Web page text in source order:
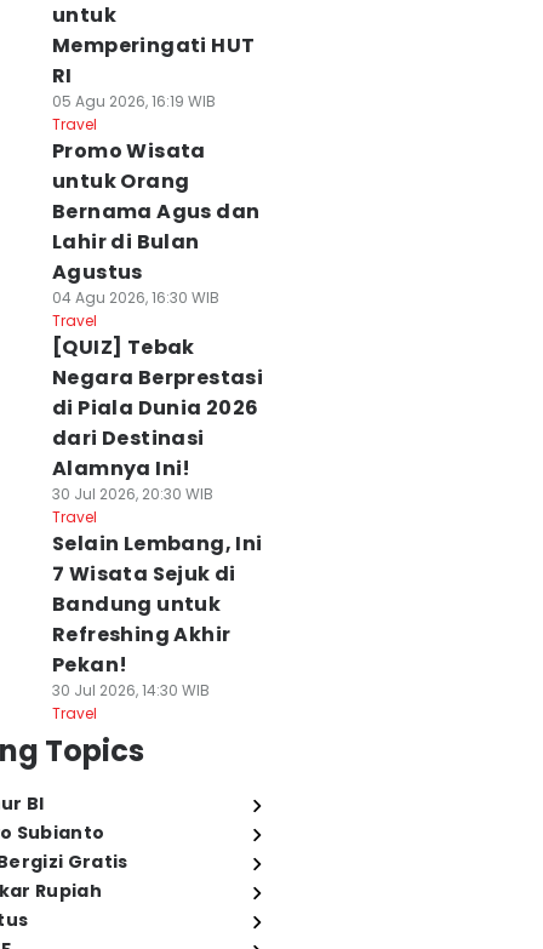
untuk
Memperingati HUT
RI
05 Agu 2026, 16:19 WIB
Travel
Promo Wisata
untuk Orang
Bernama Agus dan
Lahir di Bulan
Agustus
04 Agu 2026, 16:30 WIB
Travel
[QUIZ] Tebak
Negara Berprestasi
di Piala Dunia 2026
dari Destinasi
Alamnya Ini!
30 Jul 2026, 20:30 WIB
Travel
Selain Lembang, Ini
7 Wisata Sejuk di
Bandung untuk
Refreshing Akhir
Pekan!
30 Jul 2026, 14:30 WIB
Travel
Topics
BI
Subianto
Gratis
Rupiah